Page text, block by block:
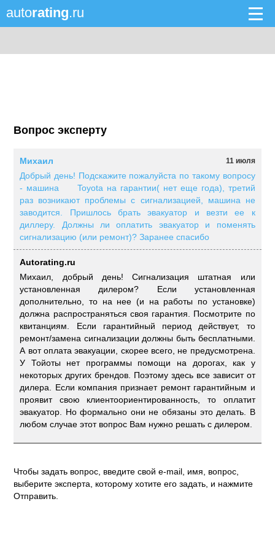
autorating.ru
Вопрос эксперту
11 июля
Михаил
Добрый день! Подскажите пожалуйста по такому вопросу
- машина Toyota на гарантии( нет еще года), третий
раз возникают проблемы с сигнализацией, машина не
заводится. Пришлось брать эвакуатор и везти ее к
диллеру. Должны ли оплатить эвакуатор и поменять
сигнализацию (или ремонт)? Заранее спасибо
Autorating.ru
Михаил, добрый день! Сигнализация штатная или
установленная дилером? Если установленная
дополнительно, то на нее (и на работы по установке)
должна распространяться своя гарантия. Посмотрите по
квитанциям. Если гарантийный период действует, то
ремонт/замена сигнализации должны быть бесплатными.
А вот оплата эвакуации, скорее всего, не предусмотрена.
У Тойоты нет программы помощи на дорогах, как у
некоторых других брендов. Поэтому здесь все зависит от
дилера. Если компания признает ремонт гарантийным и
проявит свою клиентоориентированность, то оплатит
эвакуатор. Но формально они не обязаны это делать. В
любом случае этот вопрос Вам нужно решать с дилером.
Чтобы задать вопрос, введите свой e-mail, имя, вопрос,
выберите эксперта, которому хотите его задать, и нажмите
Отправить.